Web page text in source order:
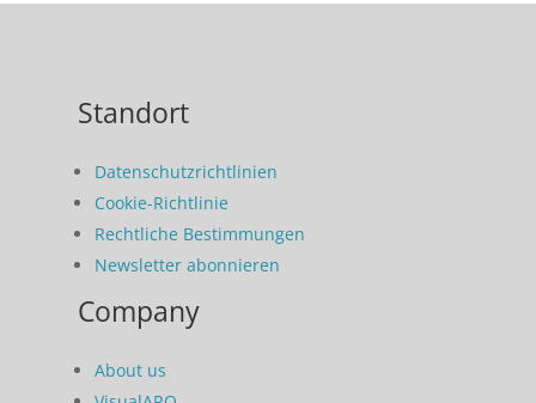
Standort
Datenschutzrichtlinien
Cookie-Richtlinie
Rechtliche Bestimmungen
Newsletter abonnieren
Company
About us